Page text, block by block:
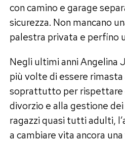
con camino e garage
sicurezza. Non mancano
palestra privata e perfino
Negli ultimi anni Angelina
più volte di essere
soprattutto per rispettare
divorzio e alla gestione
ragazzi quasi tutti adulti,
a cambiare vita ancora